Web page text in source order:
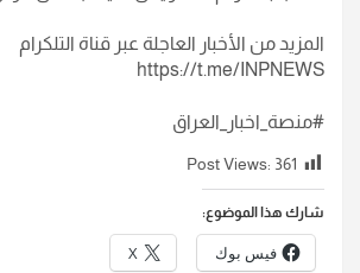
المزيد من الأخبار العاجلة عبر قناة التلكرام
https://t.me/INPNEWS
#منصة_اخبار_العراق
Post Views: 361
شارك هذا الموضوع:
فيس بوك X